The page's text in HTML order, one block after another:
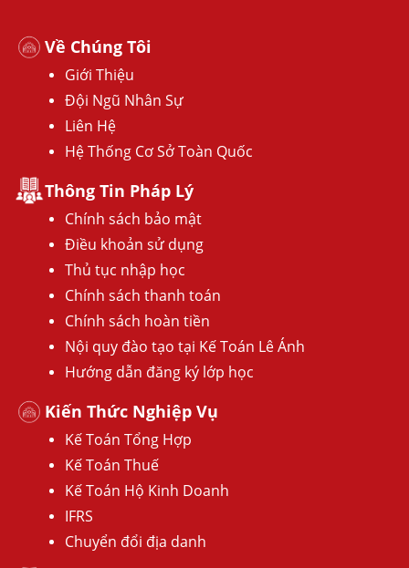
Về Chúng Tôi
Giới Thiệu
Đội Ngũ Nhân Sự
Liên Hệ
Hệ Thống Cơ Sở Toàn Quốc
Thông Tin Pháp Lý
Chính sách bảo mật
Điều khoản sử dụng
Thủ tục nhập học
Chính sách thanh toán
Chính sách hoàn tiền
Nội quy đào tạo tại Kế Toán Lê Ánh
Hướng dẫn đăng ký lớp học
Kiến Thức Nghiệp Vụ
Kế Toán Tổng Hợp
Kế Toán Thuế
Kế Toán Hộ Kinh Doanh
IFRS
Chuyển đổi địa danh